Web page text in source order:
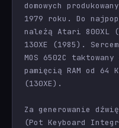
domowych
1979 roku. Do
należą Atari 800XL
130XE (1985).
MOS 6502C
pamięcią RAM od 64
(130XE).
Za generowanie
(Pot Keyboard